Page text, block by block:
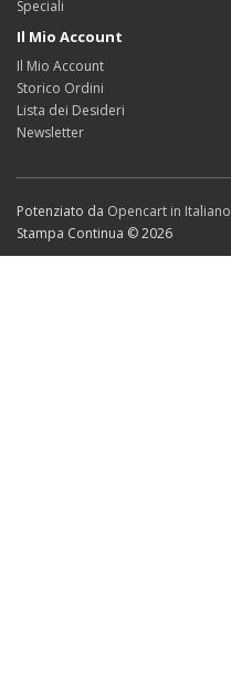
Speciali
Il Mio Account
Il Mio Account
Storico Ordini
Lista dei Desideri
Newsletter
Potenziato da Opencart in Italiano
Stampa Continua © 2026